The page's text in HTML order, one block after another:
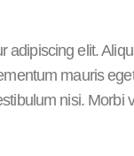
adipiscing elit.
mauris
nisi. Morbi